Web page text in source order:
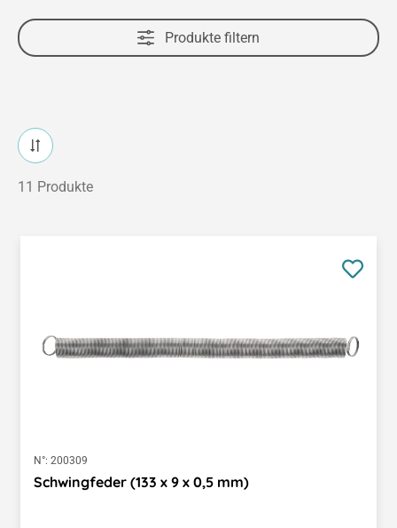
Produkte filtern
11 Produkte
N°: 200309
Schwingfeder (133 x 9 x 0,5 mm)